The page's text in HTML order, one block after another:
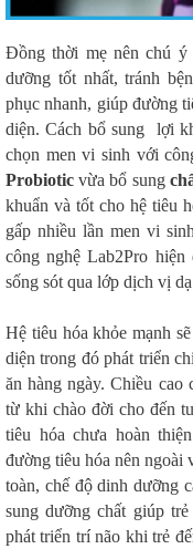
Đồng thời mẹ nên chú ý
dưỡng tốt nhất, tránh
phục nhanh, giúp đường
diện. Cách bổ sung lợi
chọn men vi sinh với
Probiotic vừa bổ sung
khuẩn và tốt cho hệ tiêu
gấp nhiều lần men vi
công nghệ Lab2Pro
sống sót qua lớp dịch vị
Hệ tiêu hóa khỏe mạnh
diện trong đó phát triển
ăn hàng ngày. Chiều cao
từ khi chào đời cho đến
tiêu hóa chưa hoàn
đường tiêu hóa nên ngoài
toàn, chế độ dinh dưỡng
sung dưỡng chất giúp
phát triển trí não khi trẻ